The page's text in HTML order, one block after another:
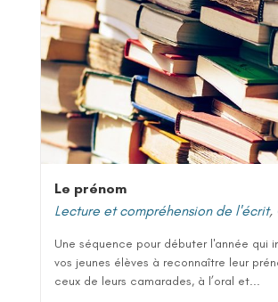
Le prénom
Lecture et compréhension de l'écrit,
Une séquence pour débuter l'année qui
vos jeunes élèves à reconnaître leur
ceux de leurs camarades, à l’oral et...